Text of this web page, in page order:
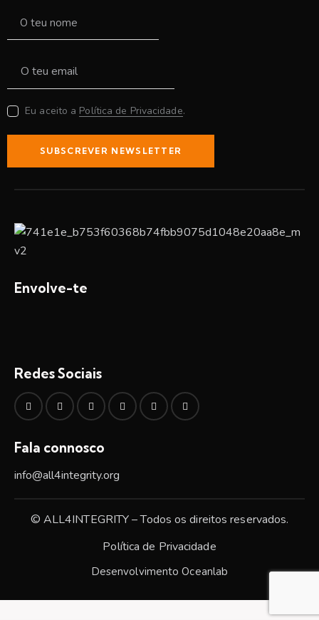
Eu aceito a Política de Privacidade.
SUBSCREVER NEWSLETTER
Envolve-te
Redes Sociais
Fala connosco
info@all4integrity.org
© ALL4INTEGRITY – Todos os direitos reservados.
Política de Privacidade
DesenvolvimentoOceanlab